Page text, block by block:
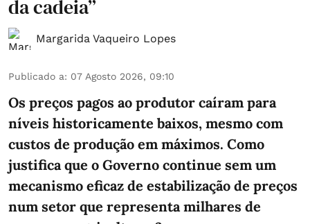
da cadeia”
Margarida Vaqueiro Lopes
Publicado a: 07 Agosto 2026, 09:10
Os preços pagos ao produtor caíram para
níveis historicamente baixos, mesmo com
custos de produção em máximos. Como
justifica que o Governo continue sem um
mecanismo eficaz de estabilização de preços
num setor que representa milhares de